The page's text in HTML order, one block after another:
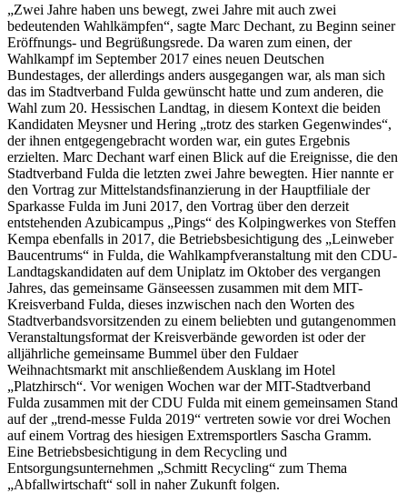
„Zwei Jahre haben uns bewegt, zwei Jahre mit auch zwei
bedeutenden Wahlkämpfen“, sagte Marc Dechant, zu Beginn seiner
Eröffnungs- und Begrüßungsrede. Da waren zum einen, der
Wahlkampf im September 2017 eines neuen Deutschen
Bundestages, der allerdings anders ausgegangen war, als man sich
das im Stadtverband Fulda gewünscht hatte und zum anderen, die
Wahl zum 20. Hessischen Landtag, in diesem Kontext die beiden
Kandidaten Meysner und Hering „trotz des starken Gegenwindes“,
der ihnen entgegengebracht worden war, ein gutes Ergebnis
erzielten. Marc Dechant warf einen Blick auf die Ereignisse, die den
Stadtverband Fulda die letzten zwei Jahre bewegten. Hier nannte er
den Vortrag zur Mittelstandsfinanzierung in der Hauptfiliale der
Sparkasse Fulda im Juni 2017, den Vortrag über den derzeit
entstehenden Azubicampus „Pings“ des Kolpingwerkes von Steffen
Kempa ebenfalls in 2017, die Betriebsbesichtigung des „Leinweber
Baucentrums“ in Fulda, die Wahlkampfveranstaltung mit den CDU-
Landtagskandidaten auf dem Uniplatz im Oktober des vergangen
Jahres, das gemeinsame Gänseessen zusammen mit dem MIT-
Kreisverband Fulda, dieses inzwischen nach den Worten des
Stadtverbandsvorsitzenden zu einem beliebten und gutangenommen
Veranstaltungsformat der Kreisverbände geworden ist oder der
alljährliche gemeinsame Bummel über den Fuldaer
Weihnachtsmarkt mit anschließendem Ausklang im Hotel
„Platzhirsch“. Vor wenigen Wochen war der MIT-Stadtverband
Fulda zusammen mit der CDU Fulda mit einem gemeinsamen Stand
auf der „trend-messe Fulda 2019“ vertreten sowie vor drei Wochen
auf einem Vortrag des hiesigen Extremsportlers Sascha Gramm.
Eine Betriebsbesichtigung in dem Recycling und
Entsorgungsunternehmen „Schmitt Recycling“ zum Thema
„Abfallwirtschaft“ soll in naher Zukunft folgen.